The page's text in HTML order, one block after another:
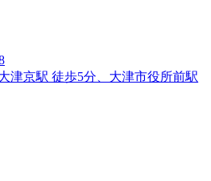
津京駅 徒歩5分、大津市役所前駅